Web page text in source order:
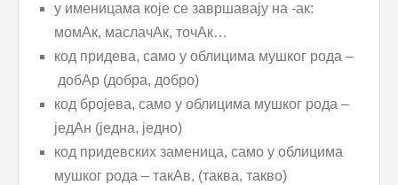
у именицама које се завршавају на -ак:
момАк, маслачАк, точАк…
код придева, само у облицима мушког рода –
добАр (добра, добро)
код бројева, само у облицима мушког рода –
једАн (једна, једно)
код придевских заменица, само у облицима
мушког рода – такАв, (таква, такво)